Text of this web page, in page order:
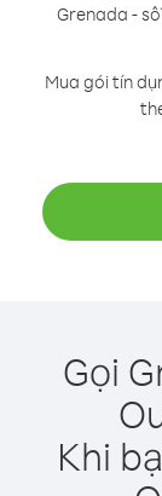
Grenada -
Mua gói tín
Gọi
Khi